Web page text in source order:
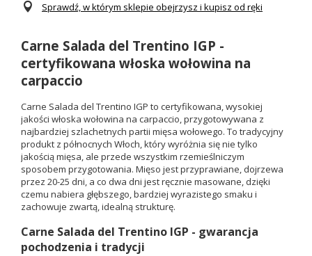
Sprawdź, w którym sklepie obejrzysz i kupisz od ręki
Carne Salada del Trentino IGP -
certyfikowana włoska wołowina na
carpaccio
Carne Salada del Trentino IGP to certyfikowana, wysokiej
jakości włoska wołowina na carpaccio, przygotowywana z
najbardziej szlachetnych partii mięsa wołowego. To tradycyjny
produkt z północnych Włoch, który wyróżnia się nie tylko
jakością mięsa, ale przede wszystkim rzemieślniczym
sposobem przygotowania. Mięso jest przyprawiane, dojrzewa
przez 20-25 dni, a co dwa dni jest ręcznie masowane, dzięki
czemu nabiera głębszego, bardziej wyrazistego smaku i
zachowuje zwartą, idealną strukturę.
Carne Salada del Trentino IGP - gwarancja
pochodzenia i tradycji